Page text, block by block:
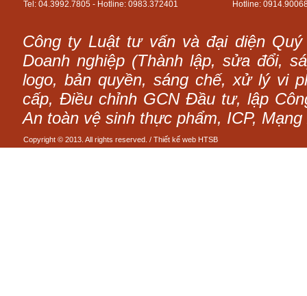
Tel: 04.3992.7805 - Hotline: 0983.372401 Hotline:
Công ty Luật tư vấn và đại diện
Doanh nghiệp (Thành lập, sửa đổi,
logo, bản quyền, sáng chế, xử lý vi
cấp, Điều chỉnh GCN Đầu tư, lập
An toàn vệ sinh thực phẩm, ICP,
Copyright © 2013. All rights reserved. / Thiết kế web HTSB